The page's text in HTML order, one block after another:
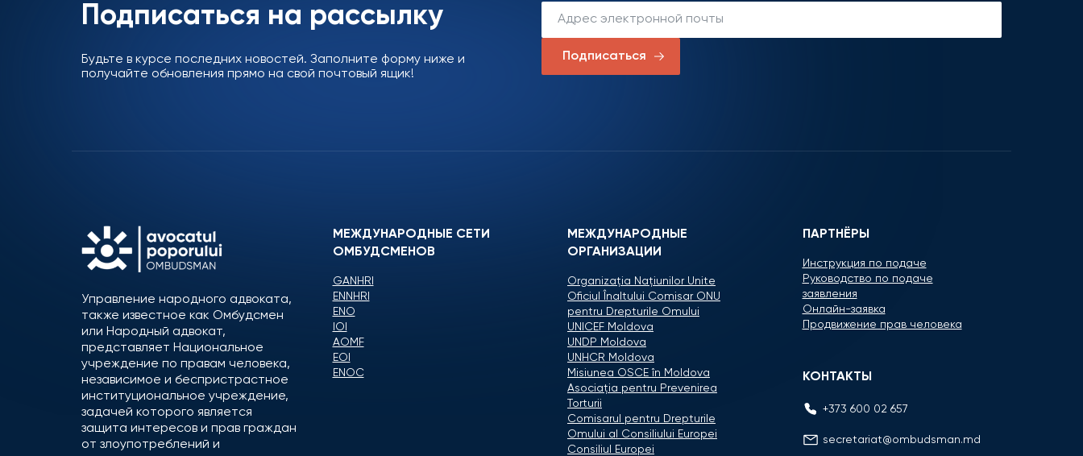
Подписаться на рассылку
Будьте в курсе последних новостей. Заполните форму ниже и
получайте обновления прямо на свой почтовый ящик!
Подписаться
Управление народного адвоката,
также известное как Омбудсмен
или Народный адвокат,
представляет Национальное
учреждение по правам человека,
независимое и беспристрастное
институциональное учреждение,
задачей которого является
защита интересов и прав граждан
от злоупотреблений и
МЕЖДУНАРОДНЫЕ СЕТИ
ОМБУДСМЕНОВ
GANHRI
ENNHRI
ENO
IOI
AOMF
EOI
ENOC
МЕЖДУНАРОДНЫЕ
ОРГАНИЗАЦИИ
Organizaţia Naţiunilor Unite
Oficiul Înaltului Comisar ONU
pentru Drepturile Omului
UNICEF Moldova
UNDP Moldova
UNHCR Moldova
Misiunea OSCE în Moldova
Asociaţia pentru Prevenirea
Torturii
Comisarul pentru Drepturile
Omului al Consiliului Europei
Consiliul Europei
ПАРТНЁРЫ
Инструкция по подаче
Руководство по подаче
заявления
Онлайн-заявка
Продвижение прав человека
КОНТАКТЫ
+373 600 02 657
secretariat@ombudsman.md